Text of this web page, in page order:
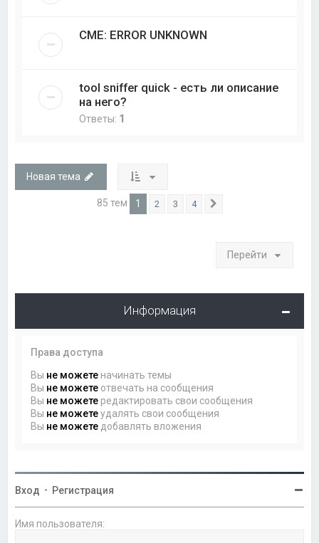
CME: ERROR UNKNOWN
tool sniffer quick - есть ли описание
на него?
Ответы: 1
Новая тема
85 тем 1 2 3 4
Перейти
Информация
Права доступа
Вы не можете начинать темы
Вы не можете отвечать на сообщения
Вы не можете редактировать свои сообщения
Вы не можетеудалять свои сообщения
Вы не можете добавлять вложения
Вход • Регистрация
Имя пользователя: